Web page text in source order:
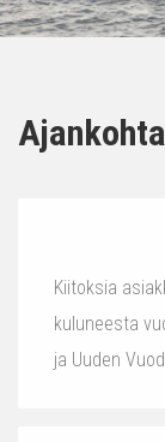
Kiitoksia
kuluneesta
ja Uuden